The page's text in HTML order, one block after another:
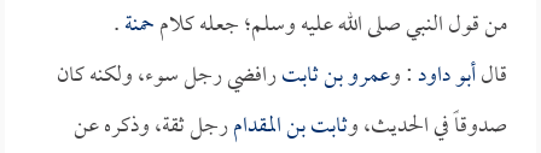
من قول النبي صلى الله عليه وسلم؛ جعله كلامحمنة.
قالأبو داود: وعمرو بن ثابترافضي رجل سوء، ولكنه كان
صدوقاً في الحديث، وثابت بن المقدامرجل ثقة، وذكره عن